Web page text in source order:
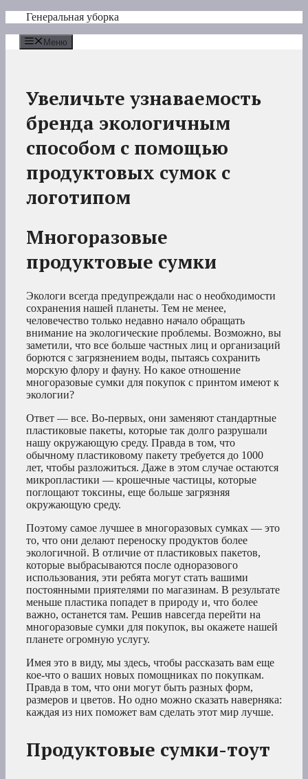
Перейти
содержимому
Генеральная уборка
Меню
Увеличьте узнаваемость
бренда экологичным
способом с помощью
продуктовых сумок с
логотипом
Многоразовые
продуктовые сумки
Экологи всегда предупреждали нас о необходимости
сохранения нашей планеты. Тем не менее,
человечество только недавно начало обращать
внимание на экологические проблемы. Возможно, вы
заметили, что все больше частных лиц и организаций
борются с загрязнением воды, пытаясь сохранить
морскую флору и фауну. Но какое отношение
многоразовые сумки для покупок с принтом имеют к
экологии?
Ответ — все. Во-первых, они заменяют стандартные
пластиковые пакеты, которые так долго разрушали
нашу окружающую среду. Правда в том, что
обычному пластиковому пакету требуется до 1000
лет, чтобы разложиться. Даже в этом случае остаются
микропластики — крошечные частицы, которые
поглощают токсины, еще больше загрязняя
окружающую среду.
Поэтому самое лучшее в многоразовых сумках — это
то, что они делают переноску продуктов более
экологичной. В отличие от пластиковых пакетов,
которые выбрасываются после одноразового
использования, эти ребята могут стать вашими
постоянными приятелями по магазинам. В результате
меньше пластика попадет в природу и, что более
важно, останется там. Решив навсегда перейти на
многоразовые сумки для покупок, вы окажете нашей
планете огромную услугу.
Имея это в виду, мы здесь, чтобы рассказать вам еще
кое-что о ваших новых помощниках по покупкам.
Правда в том, что они могут быть разных форм,
размеров и цветов. Но одно можно сказать наверняка:
каждая из них поможет вам сделать этот мир лучше.
Продуктовые сумки-тоут